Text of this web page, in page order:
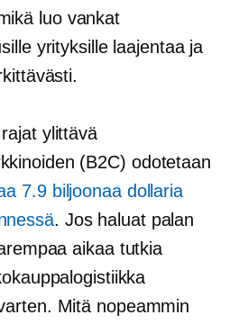
luo vankat
yrityksille laajentaa ja
rajat ylittävä
(B2C) odotetaan
7.9 biljoonaa dollaria
. Jos haluat palan
aikaa tutkia
Mitä nopeammin